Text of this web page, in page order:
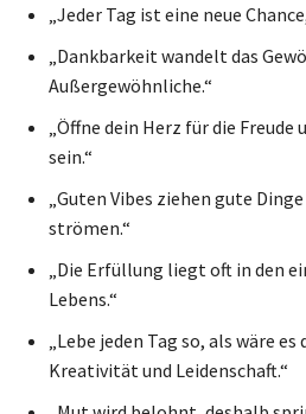
„Jeder Tag ist eine neue
„Dankbarkeit wandelt das
Außergewöhnliche.“
„Öffne dein Herz für die
sein.“
„Guten Vibes ziehen gute
strömen.“
„Die Erfüllung liegt oft in den
Lebens.“
„Lebe jeden Tag so, als wäre
Kreativität und Leidenschaft.“